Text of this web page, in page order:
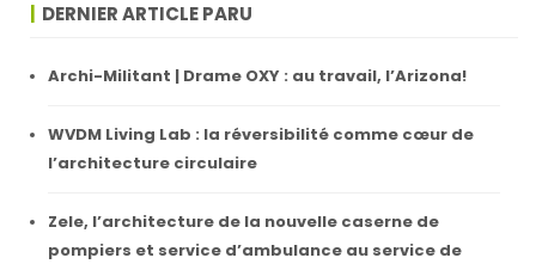
DERNIER ARTICLE PARU
Archi-Militant | Drame OXY : au travail, l’Arizona!
WVDM Living Lab : la réversibilité comme cœur de
l’architecture circulaire
Zele, l’architecture de la nouvelle caserne de
pompiers et service d’ambulance au service de